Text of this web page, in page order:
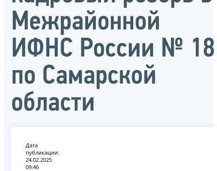
Межрайонной
ИФНС России № 18
по Самарской
области
Дата
публикации:
24.02.2025
09:46